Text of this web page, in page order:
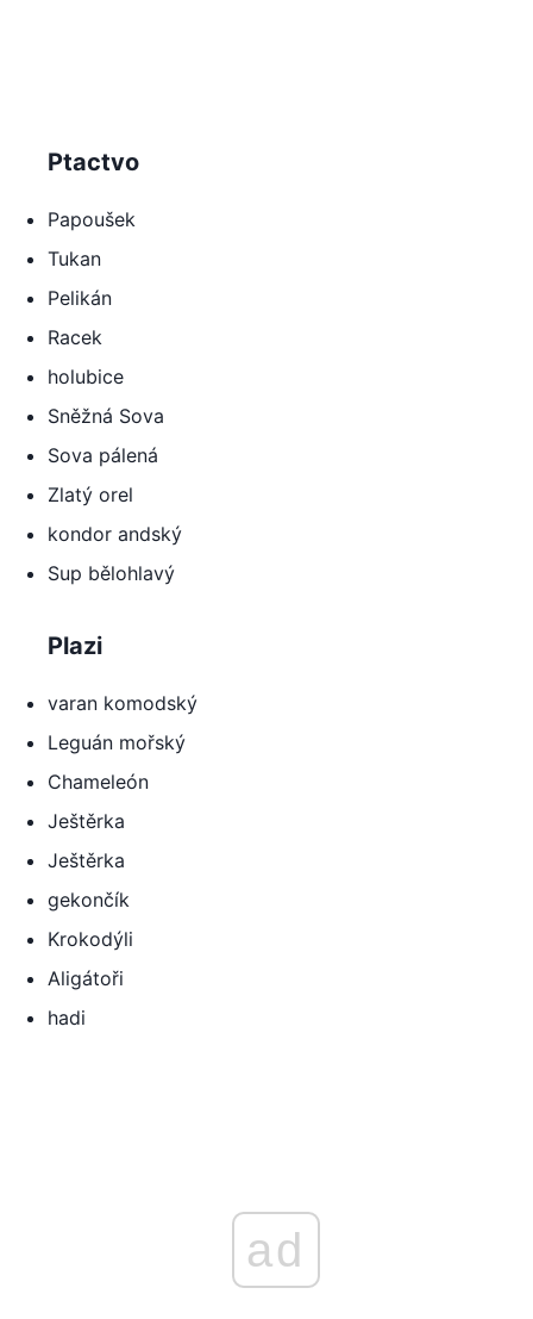
Ptactvo
Papoušek
Tukan
Pelikán
Racek
holubice
Sněžná Sova
Sova pálená
Zlatý orel
kondor andský
Sup bělohlavý
Plazi
varan komodský
Leguán mořský
Chameleón
Ještěrka
Ještěrka
gekončík
Krokodýli
Aligátoři
hadi
ad